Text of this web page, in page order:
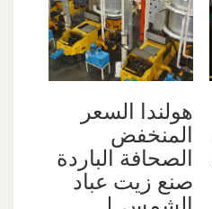
هولندا السعر
المنخفض
الصحافة الباردة
صنع زيت عباد